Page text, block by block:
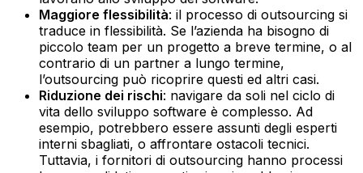
Maggiore flessibilità: il processo di outsourcing si
traduce in flessibilità. Se l’azienda ha bisogno di
piccolo team per un progetto a breve termine, o al
contrario di un partner a lungo termine,
l’outsourcing può ricoprire questi ed altri casi.‍
Riduzione dei rischi: navigare da soli nel ciclo di
vita dello sviluppo software è complesso. Ad
esempio, potrebbero essere assunti degli esperti
interni sbagliati, o affrontare ostacoli tecnici.
Tuttavia, i fornitori di outsourcing hanno processi